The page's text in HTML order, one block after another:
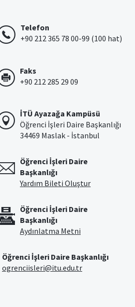
Telefon
+90 212 365 78 00-99 (100 hat)
Faks
+90 212 285 29 09
İTÜ Ayazağa Kampüsü
Öğrenci İşleri Daire Başkanlığı
34469 Maslak - İstanbul
Öğrenci İşleri Daire
Başkanlığı
Yardım Bileti Oluştur
Öğrenci İşleri Daire
Başkanlığı
Aydınlatma Metni
Öğrenci İşleri Daire Başkanlığı
ogrenciisleri@itu.edu.tr